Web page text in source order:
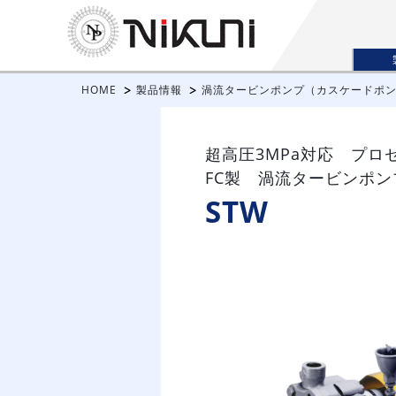
HOME 製品情報 渦流タービンポンプ（カスケードポ
超高圧3MPa対応 プロ
FC製 渦流タービンポン
STW